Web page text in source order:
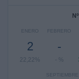
ENERO
2
22,22%
FEBRERO
-
- %
SEPTIEMBRE